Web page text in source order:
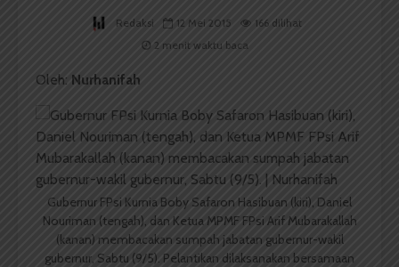
Redaksi 12 Mei 2015
166 dilihat
2 menit waktu baca
Oleh: Nurhanifah
Gubernur FPsi Kurnia Boby Safaron Hasibuan (kiri), Daniel
Nouriman (tengah), dan Ketua MPMF FPsi Arif Mubarakallah
(kanan) membacakan sumpah jabatan gubernur-wakil
gubernur, Sabtu (9/5). Pelantikan dilaksanakan bersamaan